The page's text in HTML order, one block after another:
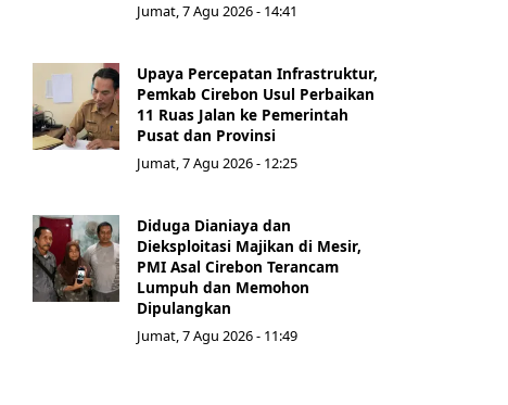
Jumat, 7 Agu 2026 - 14:41
Upaya Percepatan Infrastruktur,
Pemkab Cirebon Usul Perbaikan
11 Ruas Jalan ke Pemerintah
Pusat dan Provinsi
Jumat, 7 Agu 2026 - 12:25
Diduga Dianiaya dan
Dieksploitasi Majikan di Mesir,
PMI Asal Cirebon Terancam
Lumpuh dan Memohon
Dipulangkan
Jumat, 7 Agu 2026 - 11:49